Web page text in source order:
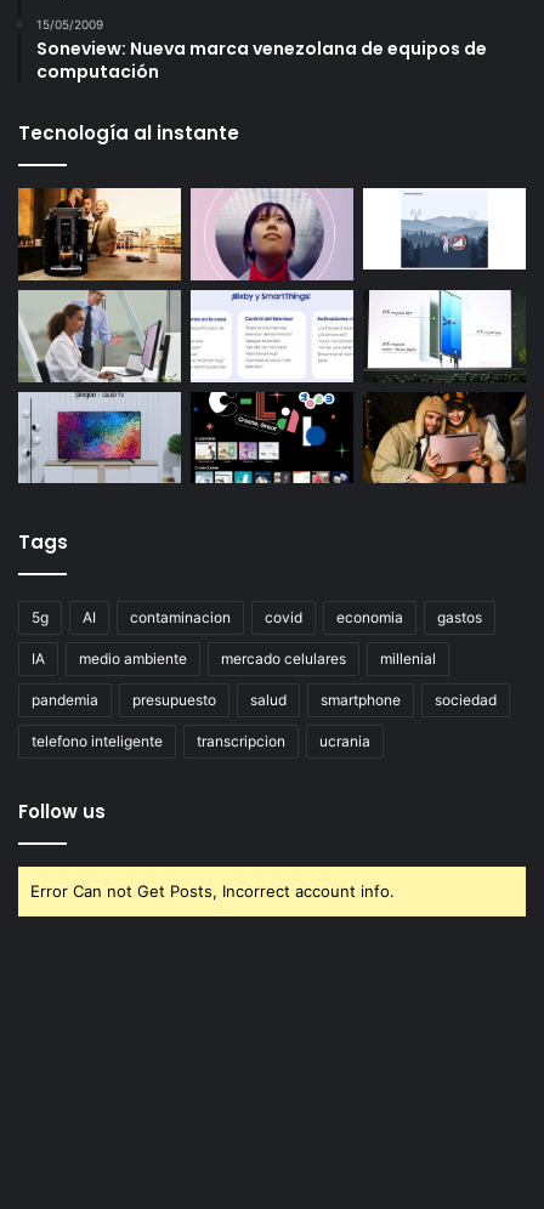
15/05/2009
Soneview: Nueva marca venezolana de equipos de
computación
Tecnología al instante
Tags
5g AI contaminacion covid economia gastos
IA medio ambiente mercado celulares millenial
pandemia presupuesto salud smartphone sociedad
telefono inteligente transcripcion ucrania
Follow us
Error Can not Get Posts, Incorrect account info.